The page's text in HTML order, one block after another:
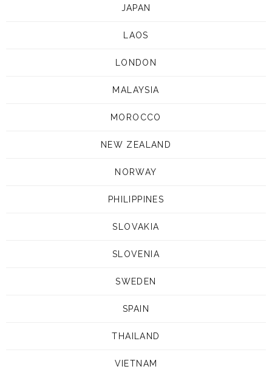
JAPAN
LAOS
LONDON
MALAYSIA
MOROCCO
NEW ZEALAND
NORWAY
PHILIPPINES
SLOVAKIA
SLOVENIA
SWEDEN
SPAIN
THAILAND
VIETNAM